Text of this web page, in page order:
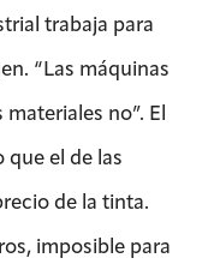
trabaja para
“Las máquinas
no”. El
el de las
de la tinta.
imposible para